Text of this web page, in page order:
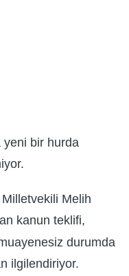
yeni bir hurda
Melih
kanun teklifi,
durumda
ilgilendiriyor.